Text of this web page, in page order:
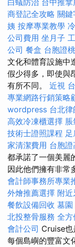
白蟻防治 台中推拿
商登記全攻略 關鍵
姨 按摩專業教學
公司費用 坐月子
公司 餐盒 台胞證
文化和體育設施中
假少得多，即使與
有所不同。 近視
專業網路行銷策略
wordpress 台北
高效冷凍櫃選擇
技術士證照課程
家清潔費用 台胞
都承諾了一個美麗
因此他們擁有非常
會計師事務所專業
外燴推薦選擇 附
餐飲設備回收 墓園
北投整骨服務 全方
會計公司 Cruise也
每個島嶼的豐富文